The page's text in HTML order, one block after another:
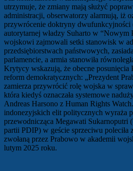
utrzymuje, że zmiany mają służyć
administracji, obserwatorzy alarmują, iż
przywrócenie doktryny dwufunkcyjności
autorytarnej władzy Suharto w “Nowym
wojskowi zajmowali setki stanowisk w
przedsiębiorstwach państwowych,
parlamencie, a armia stanowiła
Krytycy wskazują, że obecne posunięcia
reform demokratycznych: „Prezydent
zamierza przywrócić rolę wojska w
która kiedyś oznaczała systemowe
Andreas Harsono z Human Rights
indonezyjskich elit politycznych wyraża
przewodnicząca Megawati Sukarnoputri
partii PDIP) w geście sprzeciwu poleciła
zwołaną przez Prabowo w akademii
lutym 2025 roku.